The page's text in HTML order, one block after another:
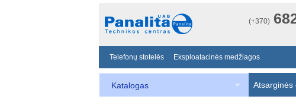
(+370)
Telefonų stotelės Eksploatacinės medžiagos
Katalogas Atsarginės